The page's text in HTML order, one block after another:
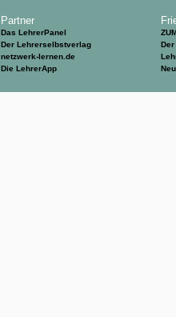
Partner
Das LehrerPanel
Der Lehrerselbstverlag
netzwerk-lernen.de
Die LehrerApp